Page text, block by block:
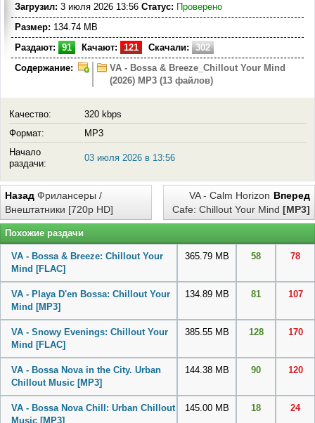
Загрузил: 3 июля 2026 13:56 Статус: Проверено
Размер: 134.74 MB
Раздают:
91 Качают: 121 Скачали:
302
Содержание:
VA - Bossa & Breeze_Chillout Your Mind
(2026) MP3 (13 файлов)
Качество:
320 kbps
Формат:
MP3
Начало
раздачи:
03 июля 2026 в 13:56
Назад Фрилансеры /
Внештатники [720p HD]
Вперед
VA - Calm Horizon
Cafe: Chillout Your Mind [MP3]
Похожие раздачи
VA - Bossa & Breeze: Chillout Your
Mind [FLAC]
365.79 MB 58 78
VA - Playa D'en Bossa: Chillout Your
Mind [MP3]
134.89 MB 81 107
VA - Snowy Evenings: Chillout Your
Mind [FLAC]
385.55 MB 128 170
VA - Bossa Nova in the City. Urban
Chillout Music [MP3]
144.38 MB 90 120
VA - Bossa Nova Chill: Urban Chillout
Music [MP3]
145.00 MB 18 24